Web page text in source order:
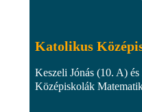
Katolikus
Keszeli Jónás (10. A)
Középiskolák